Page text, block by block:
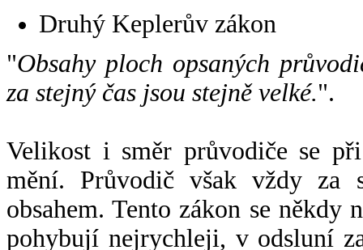
Druhý Keplerův zákon
"Obsahy ploch opsaných
za stejný čas jsou stejně velké.".
Velikost i směr průvodiče se
mění. Průvodič však vždy za
obsahem. Tento zákon se někdy
pohybují nejrychleji, v odsluní